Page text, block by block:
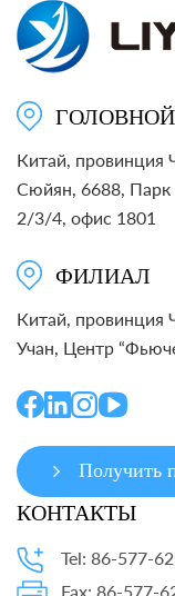
Китай, провинция
Сюйян, 6688, Парк
2/3/4, офис 1801
ФИЛИАЛ
Китай, провинция
Учан, Центр
Получить
КОНТАКТЫ
Tel: 86-577-
Fax: 86-577-